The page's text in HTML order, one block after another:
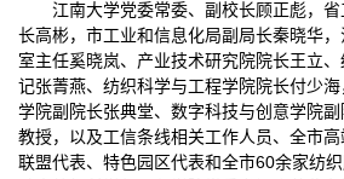
江南大学党委常委、副校长顾正彪，
长高彬，市工业和信息化局副局长秦晓华
室主任奚晓岚、产业技术研究院院长王立
记张菁燕、纺织科学与工程学院院长付少
学院副院长张典堂、数字科技与创意学院
教授，以及工信条线相关工作人员、全市
联盟代表、特色园区代表和全市60余家纺